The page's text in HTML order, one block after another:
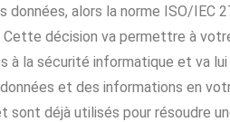
alors la norme ISO/IEC
Cette décision va permettre à
à la sécurité informatique et va
et des informations en
sont déjà utilisés pour résoudre